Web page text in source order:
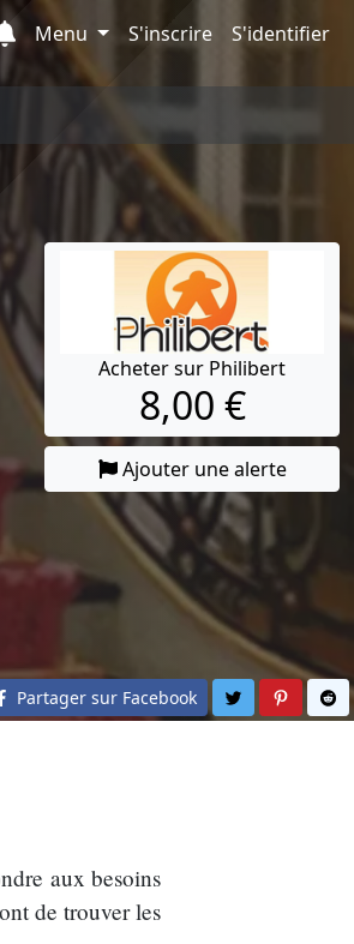
Menu
S'inscrire S'identifier
Acheter sur Philibert
8,00 €
Ajouter une alerte
Partager sur Facebook Partager sur
aux besoins
de trouver les